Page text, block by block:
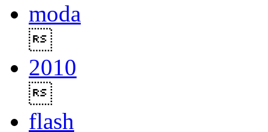
moda
2010
flash